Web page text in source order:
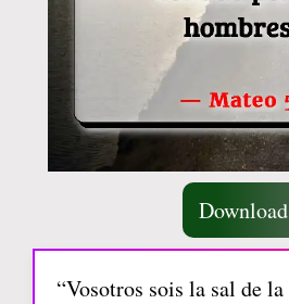
Download
“Vosotros sois la sal de